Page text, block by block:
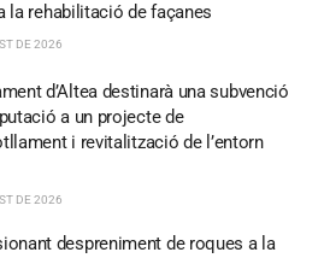
la rehabilitació de façanes
DE 2026
d’Altea destinarà una subvenció
a un projecte de
i revitalització de l’entorn
DE 2026
despreniment de roques a la